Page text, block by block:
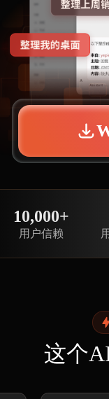
10,000+
用户信赖
这个